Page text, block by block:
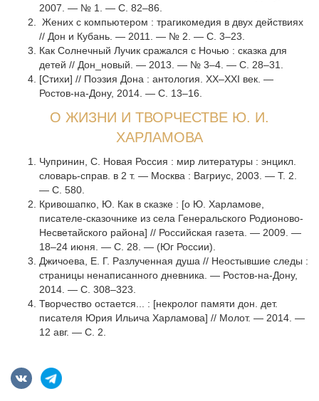
2007. — № 1. — С. 82–86.
Жених с компьютером : трагикомедия в двух действиях
// Дон и Кубань. — 2011. — № 2. — С. 3–23.
Как Солнечный Лучик сражался с Ночью : сказка для
детей // Дон_новый. — 2013. — № 3–4. — С. 28–31.
[Стихи] // Поэзия Дона : антология. XX–XXI век. —
Ростов-на-Дону, 2014. — С. 13–16.
О ЖИЗНИ И ТВОРЧЕСТВЕ Ю. И.
ХАРЛАМОВА
Чупринин, С. Новая Россия : мир литературы : энцикл.
словарь-справ. в 2 т. — Москва : Вагриус, 2003. — Т. 2.
— С. 580.
Кривошапко, Ю. Как в сказке : [о Ю. Харламове,
писателе-сказочнике из села Генеральского Родионово-
Несветайского района] // Российская газета. — 2009. —
18–24 июня. — С. 28. — (Юг России).
Джичоева, Е. Г. Разлученная душа // Неостывшие следы :
страницы ненаписанного дневника. — Ростов-на-Дону,
2014. — С. 308–323.
Творчество остается... : [некролог памяти дон. дет.
писателя Юрия Ильича Харламова] // Молот. — 2014. —
12 авг. — С. 2.